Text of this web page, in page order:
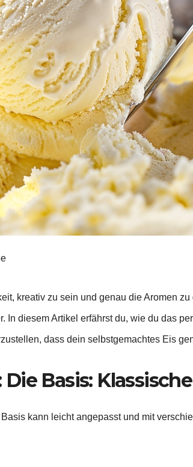
kreativ zu sein und genau die Aromen
In diesem Artikel erfährst du, wie du das
dass dein selbstgemachtes Eis
Basis:
kann leicht angepasst und mit